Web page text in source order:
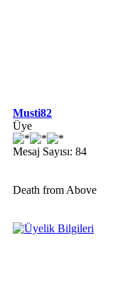
Musti82
Üye
Mesaj Sayısı: 84
Death from Above